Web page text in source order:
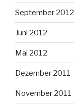
September 2012
Juni 2012
Mai 2012
Dezember 2011
November 2011